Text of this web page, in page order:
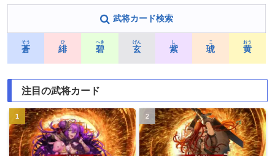
武将カード検索
蒼
そう
緋
ひ
碧
へき
玄
げん
紫
し
琥
こ
黄
おう
注目の武将カード